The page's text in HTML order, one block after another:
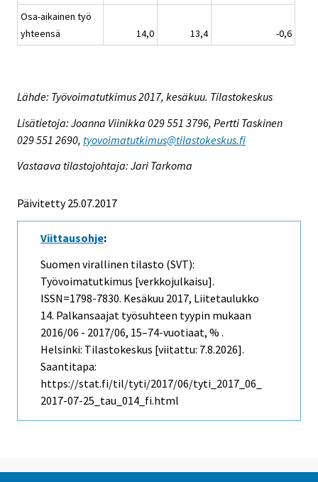
Osa-aikainen työ
yhteensä
14,0 13,4 -0,6
Lähde: Työvoimatutkimus 2017, kesäkuu. Tilastokeskus
Lisätietoja: Joanna Viinikka 029 551 3796, Pertti Taskinen
029 551 2690, tyovoimatutkimus@tilastokeskus.fi
Vastaava tilastojohtaja: Jari Tarkoma
Päivitetty 25.07.2017
Viittausohje:
Suomen virallinen tilasto (SVT):
Työvoimatutkimus [verkkojulkaisu].
ISSN=1798-7830. Kesäkuu 2017, Liitetaulukko
14. Palkansaajat työsuhteen tyypin mukaan
2016/06 - 2017/06, 15–74-vuotiaat, % .
Helsinki: Tilastokeskus [viitattu: 7.8.2026].
Saantitapa:
https://stat.fi/til/tyti/2017/06/tyti_2017_06_
2017-07-25_tau_014_fi.html